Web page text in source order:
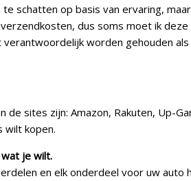
schatten op basis van ervaring,
dus soms moet ik deze
worden gehouden
de sites zijn: Amazon, Rakuten, Up-
wilt kopen.
je wilt.
en elk onderdeel voor uw auto